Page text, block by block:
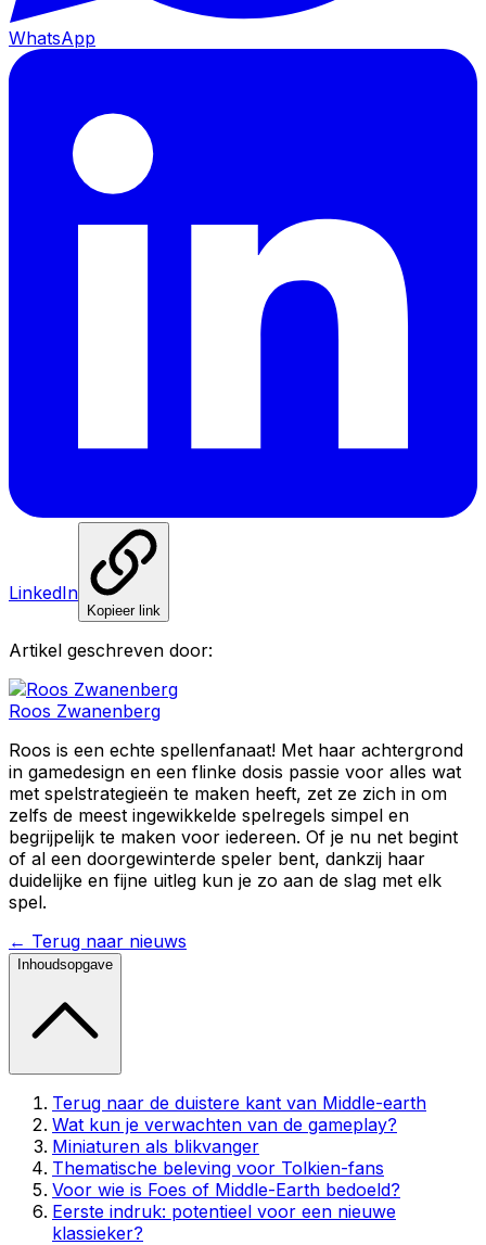
WhatsApp
LinkedIn
Kopieer link
Artikel geschreven door:
Roos Zwanenberg
Roos is een echte spellenfanaat! Met haar achtergrond
in gamedesign en een flinke dosis passie voor alles wat
met spelstrategieën te maken heeft, zet ze zich in om
zelfs de meest ingewikkelde spelregels simpel en
begrijpelijk te maken voor iedereen. Of je nu net begint
of al een doorgewinterde speler bent, dankzij haar
duidelijke en fijne uitleg kun je zo aan de slag met elk
spel.
← Terug naar nieuws
Inhoudsopgave
Terug naar de duistere kant van Middle-earth
Wat kun je verwachten van de gameplay?
Miniaturen als blikvanger
Thematische beleving voor Tolkien-fans
Voor wie is Foes of Middle-Earth bedoeld?
Eerste indruk: potentieel voor een nieuwe
klassieker?